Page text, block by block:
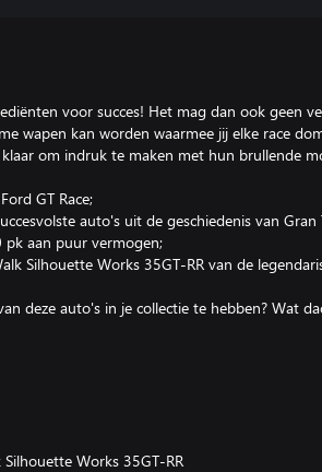
voor succes! Het mag dan ook geen
wapen kan worden waarmee jij elke race
om indruk te maken met hun brullende
GT Race;
auto's uit de geschiedenis van Gran
pk aan puur vermogen;
Silhouette Works 35GT-RR van de
deze auto's in je collectie te hebben? Wat
Works 35GT-RR